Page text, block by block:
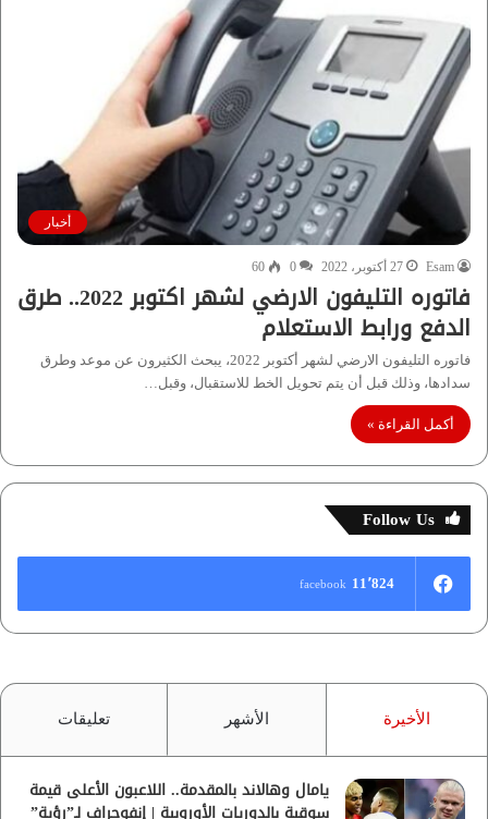
أخبار
Esam 27 أكتوبر، 2022 0
60
فاتوره التليفون الارضي لشهر اكتوبر 2022.. طرق
الدفع ورابط الاستعلام
فاتوره التليفون الارضي لشهر أكتوبر 2022، يبحث الكثيرون عن موعد وطرق
سدادها، وذلك قبل أن يتم تحويل الخط للاستقبال، وقبل…
أكمل القراءة »
Follow Us
11٬824 facebook
الأخيرة الأشهر تعليقات
يامال وهالاند بالمقدمة.. اللاعبون الأعلى قيمة
سوقية بالدوريات الأوروبية | إنفوجراف لـ”رؤية”